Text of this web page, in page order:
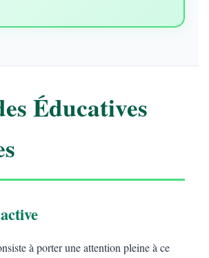
Éducatives
à porter une attention pleine à ce